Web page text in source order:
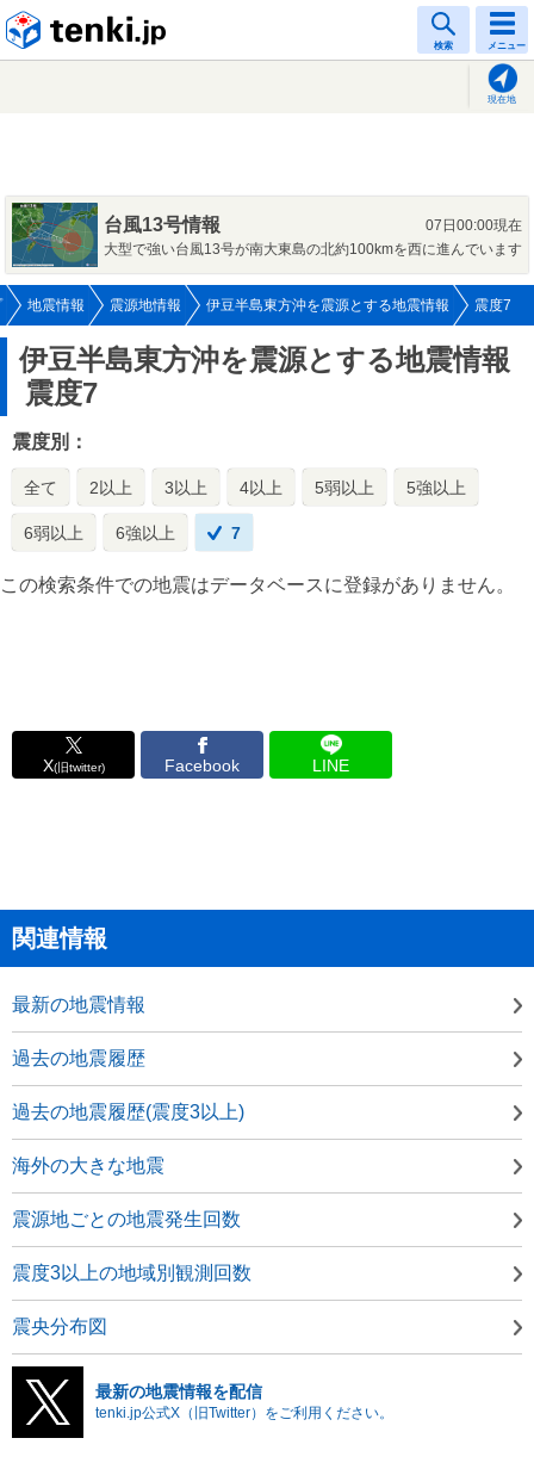
検索 メニュー
現在地
台風13号情報
07日00:00現在
大型で強い台風13号が南大東島の北約100kmを西に進んでいます
地震情報 震源地情報 伊豆半島東方沖を震源とする地震情報 震度7
伊豆半島東方沖を震源とする地震情報
震度7
震度別：
全て 2以上 3以上 4以上 5弱以上 5強以上
6弱以上 6強以上 7
この検索条件での地震はデータベースに登録がありません。
X(旧twitter) Facebook LINE
関連情報
最新の地震情報
過去の地震履歴
過去の地震履歴(震度3以上)
海外の大きな地震
震源地ごとの地震発生回数
震度3以上の地域別観測回数
震央分布図
最新の地震情報を配信
tenki.jp公式X（旧Twitter）をご利用ください。